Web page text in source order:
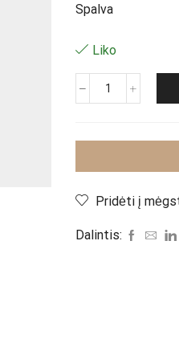
Spalva
Liko
produkto
"Brown
Pridėti į
Dalintis: